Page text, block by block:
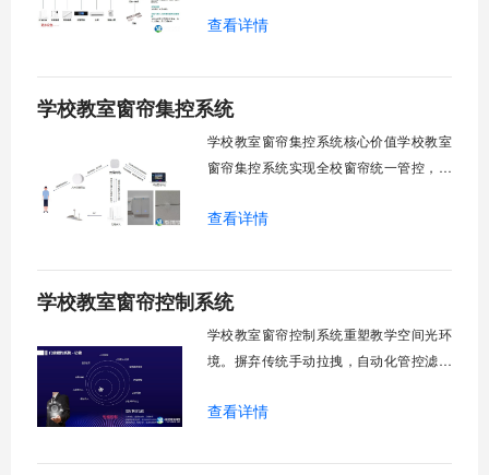
领域，打造教室风扇控制系统，实现温度
分组联动、安全防护六大模块一体化运
行，为学校提供精细化风扇管理方案。
查看详情
学校教室窗帘集控系统
学校教室窗帘集控系统核心价值学校教室
窗帘集控系统实现全校窗帘统一管控，提
能化改造后，一键完成全校窗帘开合，节
生视力健康，营造舒适教学环境。节能减
排效果显著，延长窗帘使用寿命，降低学
查看详情
学校教室窗帘控制系统
学校教室窗帘控制系统重塑教学空间光环
境。摒弃传统手动拉拽，自动化管控滤除
足，节能降耗。精准适配多媒体教学、考
能智慧校园生态升级。智能光感调节1. 动
查看详情